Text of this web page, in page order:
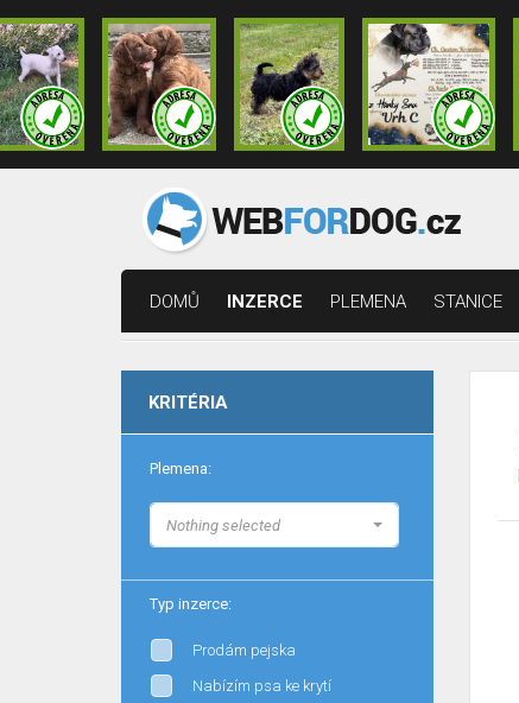
DOMŮ INZERCE PLEMENA STANICE
KRITÉRIA
Plemena:
Nothing selected
Typ inzerce:
Prodám pejska
Nabízím psa ke krytí